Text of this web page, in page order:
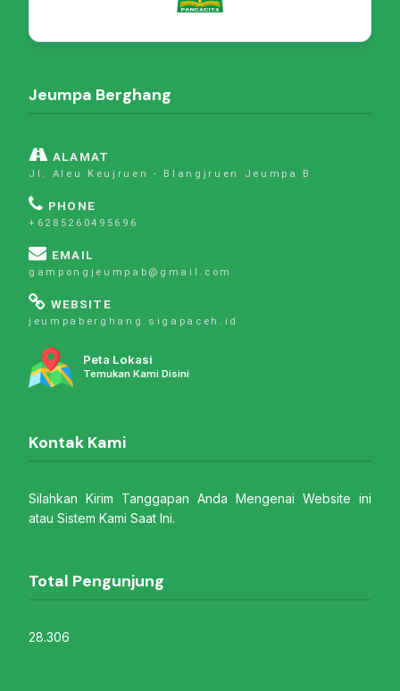
Jeumpa Berghang
ALAMAT
Jl. Aleu Keujruen - Blangjruen Jeumpa B
PHONE
+6285260495696
EMAIL
gampongjeumpab@gmail.com
WEBSITE
jeumpaberghang.sigapaceh.id
Peta Lokasi
Temukan Kami Disini
Kontak Kami
Silahkan Kirim Tanggapan Anda Mengenai Website ini
atau Sistem Kami Saat Ini.
Total Pengunjung
28.306